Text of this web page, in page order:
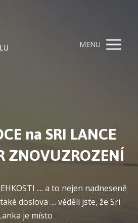
MENU
na SRI LANCE
ZNOVUZROZENÍ
.... a to nejen nadneseně
doslova .... věděli jste, že Sri
je místo